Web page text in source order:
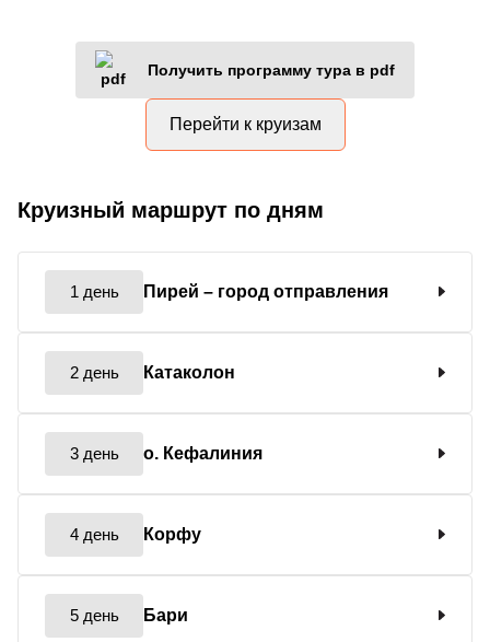
Получить программу тура в pdf
Перейти к круизам
Круизный маршрут по дням
1 день Пирей – город отправления
2 день Катаколон
3 день о. Кефалиния
4 день Корфу
5 день Бари